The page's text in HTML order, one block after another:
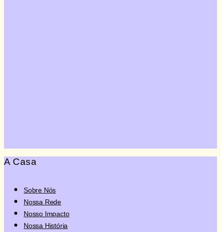
A Casa
Sobre Nós
Nossa Rede
Nosso Impacto
Nossa História